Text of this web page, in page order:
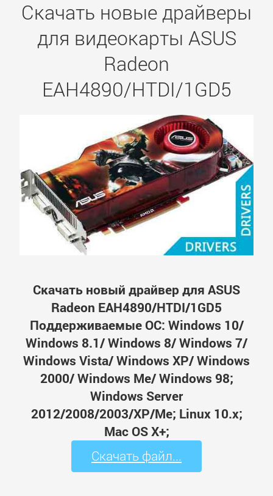
Скачать новые драйверы
для видеокарты ASUS
Radeon
EAH4890/HTDI/1GD5
Скачать новый драйвер для ASUS
Radeon EAH4890/HTDI/1GD5
Поддерживаемые ОС: Windows 10/
Windows 8.1/ Windows 8/ Windows 7/
Windows Vista/ Windows XP/ Windows
2000/ Windows Me/ Windows 98;
Windows Server
2012/2008/2003/XP/Me; Linux 10.x;
Mac OS X+;
Скачать файл...